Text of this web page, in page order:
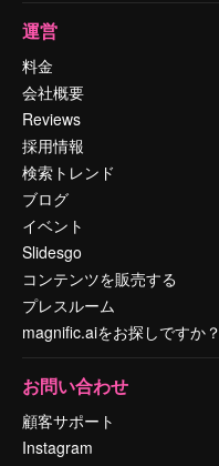
運営
料金
会社概要
Reviews
採用情報
検索トレンド
ブログ
イベント
Slidesgo
コンテンツを販売する
プレスルーム
magnific.aiをお探しですか？
お問い合わせ
顧客サポート
Instagram